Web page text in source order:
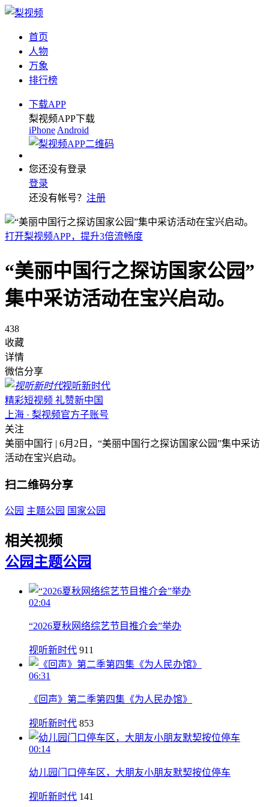
首页
人物
万象
排行榜
下载APP
梨视频APP下载
iPhone Android
您还没有登录
登录
还没有帐号？ 注册
打开梨视频APP，提升3倍流畅度
“美丽中国行之探访国家公园”
集中采访活动在宝兴启动。
438
收藏
详情
微信分享
视听新时代
精彩短视频 礼赞新中国
上海 · 梨视频官方子账号
关注
美丽中国行 | 6月2日，“美丽中国行之探访国家公园”集中采访
活动在宝兴启动。
扫二维码分享
公园 主题公园 国家公园
相关视频
公园主题公园
02:04
“2026夏秋网络综艺节目推介会”举办
视听新时代 911
06:31
《回声》第二季第四集《为人民办馆》
视听新时代 853
00:14
幼儿园门口停车区，大朋友小朋友默契按位停车
视听新时代 141